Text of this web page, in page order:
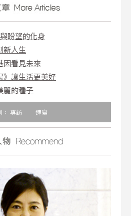
盼望的化身
新人生
因看見未來
》讓生活更美好
麗的種子
專訪 速寫